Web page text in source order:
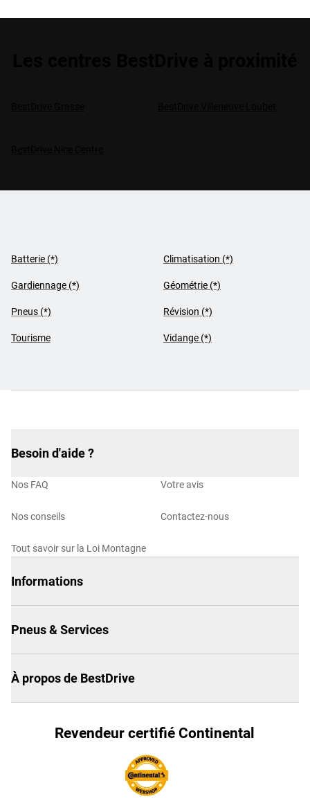
Batterie (*) Climatisation (*)
Gardiennage (*) Géométrie (*)
Pneus (*) Révision (*)
Tourisme Vidange (*)
Besoin d'aide ?
Nos FAQ
Nos conseils
Tout savoir sur la Loi Montagne
Votre avis
Contactez-nous
Informations
Pneus & Services
À propos de BestDrive
Revendeur certifié Continental